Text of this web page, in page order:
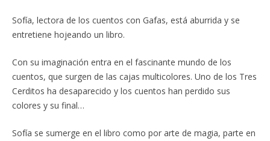
Sofía, lectora de los cuentos con Gafas, está aburrida y se
entretiene hojeando un libro.
Con su imaginación entra en el fascinante mundo de los
cuentos, que surgen de las cajas multicolores. Uno de los Tres
Cerditos ha desaparecido y los cuentos han perdido sus
colores y su final…
Sofía se sumerge en el libro como por arte de magia, parte en